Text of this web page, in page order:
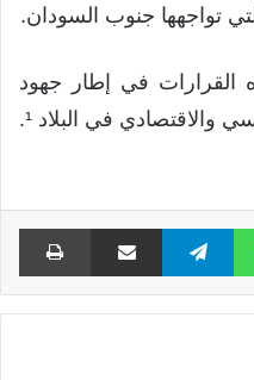
تواجهها جنوب السودان.
القرارات في إطار جهود
والاقتصادي في البلاد ¹.
واتساب تيلقرام مشاركة عبر البريد